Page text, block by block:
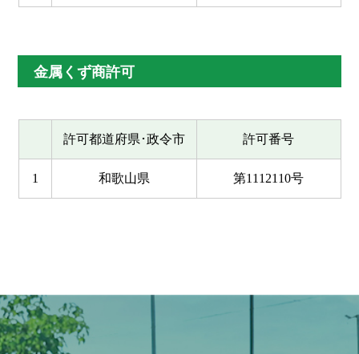
金属くず商許可
許可都道府県･政令市 許可番号
1 和歌山県 第1112110号